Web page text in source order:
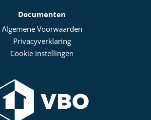
Documenten
Algemene Voorwaarden
Privacyverklaring
Cookie instellingen